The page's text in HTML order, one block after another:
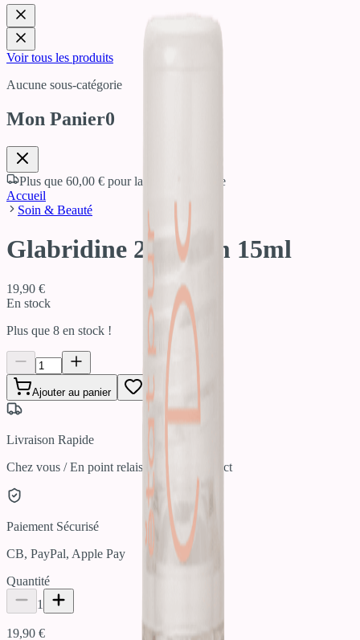
Voir tous les produits
Aucune sous-catégorie
Mon Panier0
Plus que 60,00 € pour la livraison offerte
Accueil
Soin & Beauté
Glabridine 250 Ppm 15ml
19,90 €
En stock
Plus que 8 en stock !
Ajouter au panier
Livraison Rapide
Chez vous / En point relais / Click & Collect
Paiement Sécurisé
CB, PayPal, Apple Pay
Quantité
1
19,90 €